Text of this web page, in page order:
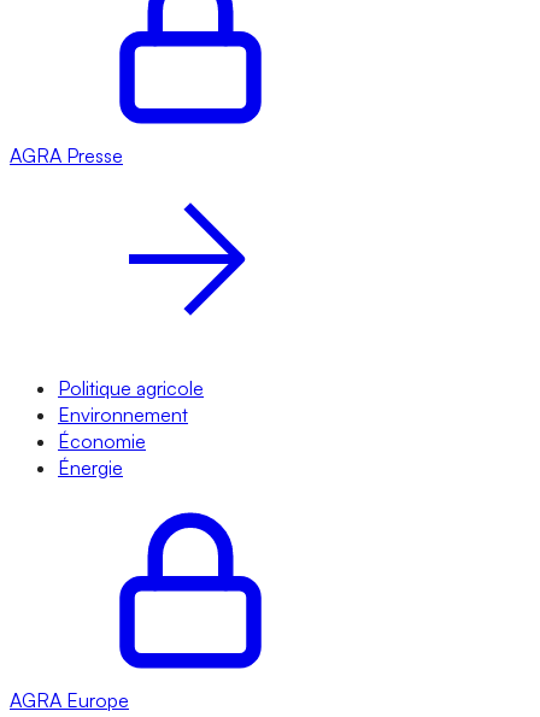
AGRA Presse
Politique agricole
Environnement
Économie
Énergie
AGRA Europe